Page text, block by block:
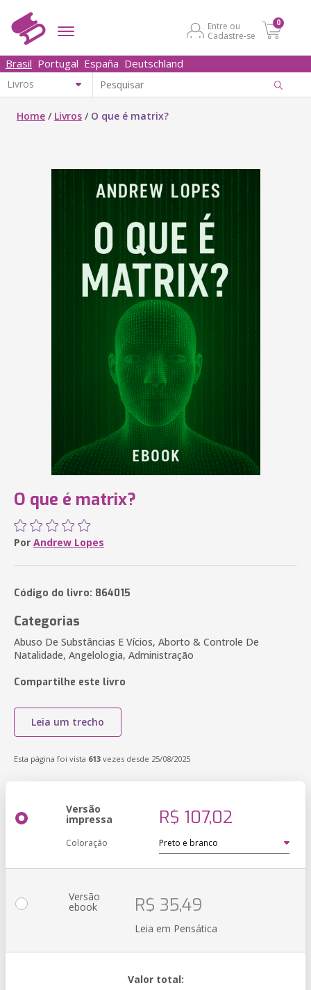
Entre ou
Cadastre-se
0
Brasil Portugal España Deutschland
Home / Livros / O que é matrix?
O que é matrix?
Por Andrew Lopes
Código do livro: 864015
Categorias
Abuso De Substâncias E Vícios, Aborto & Controle De
Natalidade, Angelologia, Administração
Compartilhe este livro
Leia um trecho
Esta página foi vista 613 vezes desde 25/08/2025
Versão
impressa R$ 107,02
Coloração
Versão
ebook R$ 35,49
Leia em Pensática
Valor total: